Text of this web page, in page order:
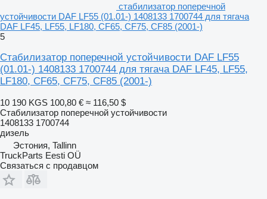
стабилизатор поперечной
устойчивости DAF LF55 (01.01-) 1408133 1700744 для тягача
DAF LF45, LF55, LF180, CF65, CF75, CF85 (2001-)
5
Стабилизатор поперечной устойчивости DAF LF55
(01.01-) 1408133 1700744 для тягача DAF LF45, LF55,
LF180, CF65, CF75, CF85 (2001-)
10 190 KGS 100,80 € ≈ 116,50 $
Стабилизатор поперечной устойчивости
1408133 1700744
дизель
Эстония, Tallinn
TruckParts Eesti OÜ
Связаться с продавцом